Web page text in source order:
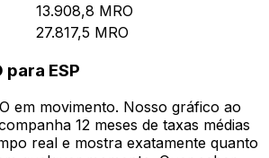
13.908,8 MRO
27.817,5 MRO
ESP
em movimento. Nosso gráfico ao
12 meses de taxas médias
real e mostra exatamente quanto